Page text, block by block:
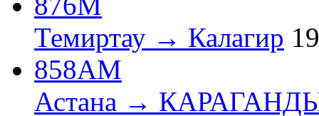
Темиртау → Калагир
858АМ
Астана →